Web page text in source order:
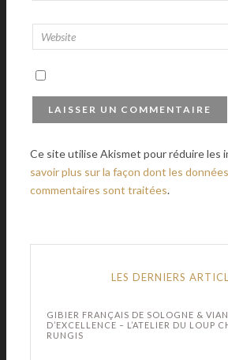
Ce site utilise Akismet pour réduire les
savoir plus sur la façon dont les
commentaires sont traitées.
LES DERNIERS
GIBIER FRANÇAIS DE SOLOGNE &
D’EXCELLENCE – L’ATELIER DU LOUP
RUNGIS